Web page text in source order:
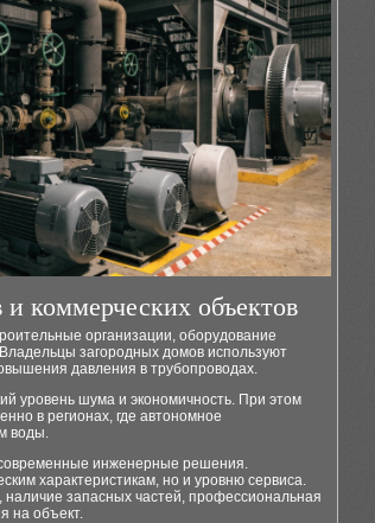
коммерческих объектов
организации, оборудование
загородных домов используют
давления в трубопроводах.
уровень шума и экономичность. При этом
в регионах, где автономное
воды.
современные инженерные решения.
характеристикам, но и уровню сервиса.
запасных частей, профессиональная
на объект.